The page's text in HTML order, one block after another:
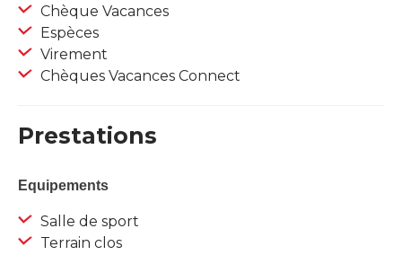
Chèque Vacances
Espèces
Virement
Chèques Vacances Connect
Prestations
Equipements
Salle de sport
Terrain clos